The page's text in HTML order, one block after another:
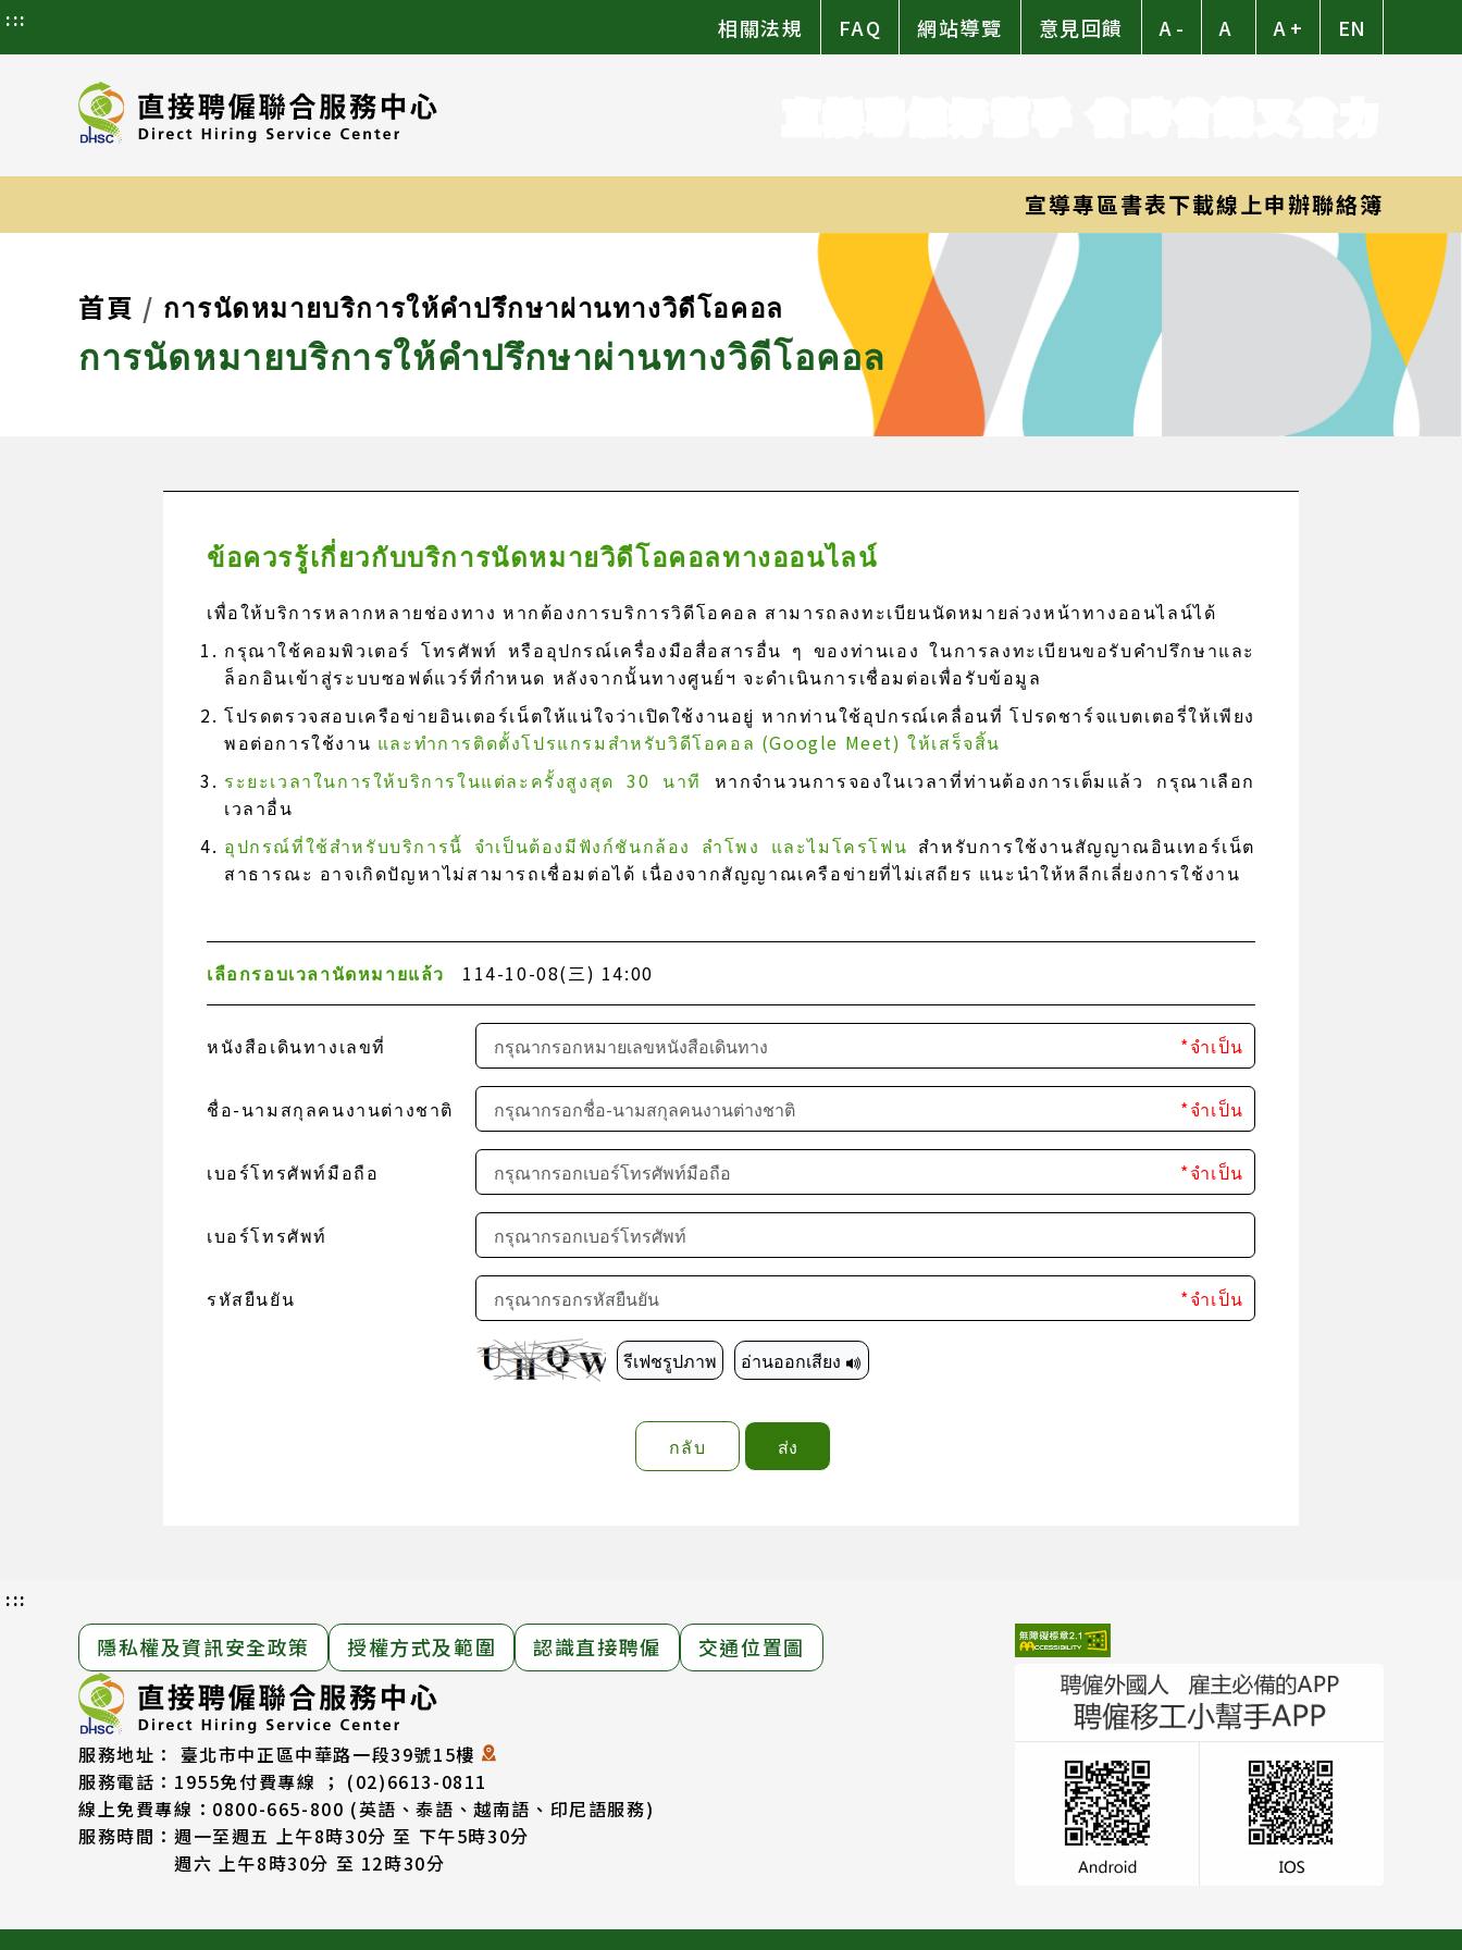
::: 相關法規 FAQ 網站導覽 意見回饋 A - A A + EN
宣導專區書表下載線上申辦聯絡簿
首頁 การนัดหมายบริการให้คำปรึกษาผ่านทางวิดีโอคอล
การนัดหมายบริการให้คำปรึกษาผ่านทางวิดีโอคอล
ข้อควรรู้เกี่ยวกับบริการนัดหมายวิดีโอคอลทางออนไลน์
เพื่อให้บริการหลากหลายช่องทาง หากต้องการบริการวิดีโอคอล สามารถลงทะเบียนนัดหมายล่วงหน้าทางออนไลน์ได้
กรุณาใช้คอมพิวเตอร์ โทรศัพท์ หรืออุปกรณ์เครื่องมือสื่อสารอื่น ๆ ของท่านเอง ในการลงทะเบียนขอรับคำปรึกษาและ
ล็อกอินเข้าสู่ระบบซอฟต์แวร์ที่กำหนด หลังจากนั้นทางศูนย์ฯ จะดำเนินการเชื่อมต่อเพื่อรับข้อมูล
โปรดตรวจสอบเครือข่ายอินเตอร์เน็ตให้แน่ใจว่าเปิดใช้งานอยู่ หากท่านใช้อุปกรณ์เคลื่อนที่ โปรดชาร์จแบตเตอรี่ให้เพียง
พอต่อการใช้งาน และทำการติดตั้งโปรแกรมสำหรับวิดีโอคอล (Google Meet) ให้เสร็จสิ้น
ระยะเวลาในการให้บริการในแต่ละครั้งสูงสุด 30 นาที หากจำนวนการจองในเวลาที่ท่านต้องการเต็มแล้ว กรุณาเลือก
เวลาอื่น
อุปกรณ์ที่ใช้สำหรับบริการนี้ จำเป็นต้องมีฟังก์ชันกล้อง ลำโพง และไมโครโฟน สำหรับการใช้งานสัญญาณอินเทอร์เน็ต
สาธารณะ อาจเกิดปัญหาไม่สามารถเชื่อมต่อได้ เนื่องจากสัญญาณเครือข่ายที่ไม่เสถียร แนะนำให้หลีกเลี่ยงการใช้งาน
เลือกรอบเวลานัดหมายแล้ว 114-10-08(三) 14:00
หนังสือเดินทางเลขที่ *จำเป็น
ชื่อ-นามสกุลคนงานต่างชาติ *จำเป็น
เบอร์โทรศัพท์มือถือ *จำเป็น
เบอร์โทรศัพท์
รหัสยืนยัน *จำเป็น
รีเฟชรูปภาพ อ่านออกเสียง
กลับ ส่ง
:::
隱私權及資訊安全政策 授權方式及範圍 認識直接聘僱 交通位置圖
服務地址： 臺北市中正區中華路一段39號15樓
服務電話： 1955免付費專線 ； (02)6613-0811
線上免費專線：0800-665-800 (英語、泰語、越南語、印尼語服務)
服務時間： 週一至週五 上午8時30分 至 下午5時30分
週六 上午8時30分 至 12時30分